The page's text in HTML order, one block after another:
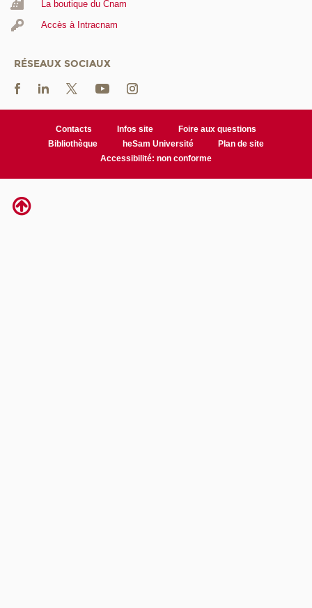
La boutique du Cnam
Accès à Intracnam
RÉSEAUX SOCIAUX
Contacts Infos site
Foire aux questions
Bibliothèque
heSam Université
Plan de site
Accessibilité: non conforme